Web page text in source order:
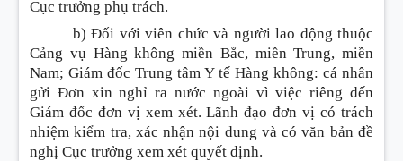
Cục trưởng phụ trách.
b) Đối với viên chức và người lao động thuộc
Cảng vụ Hàng không miền Bắc, miền Trung, miền
Nam; Giám đốc Trung tâm Y tế Hàng không: cá nhân
gửi Đơn xin nghỉ ra nước ngoài vì việc riêng đến
Giám đốc đơn vị xem xét. Lãnh đạo đơn vị có trách
nhiệm kiểm tra, xác nhận nội dung và có văn bản đề
nghị Cục trưởng xem xét quyết định.